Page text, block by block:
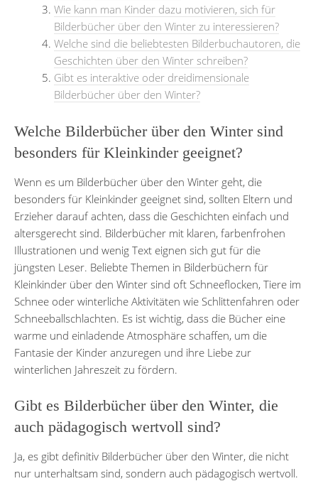
Wie kann man Kinder dazu motivieren, sich für
Bilderbücher über den Winter zu interessieren?
Welche sind die beliebtesten Bilderbuchautoren, die
Geschichten über den Winter schreiben?
Gibt es interaktive oder dreidimensionale
Bilderbücher über den Winter?
Welche Bilderbücher über den Winter sind
besonders für Kleinkinder geeignet?
Wenn es um Bilderbücher über den Winter geht, die
besonders für Kleinkinder geeignet sind, sollten Eltern und
Erzieher darauf achten, dass die Geschichten einfach und
altersgerecht sind. Bilderbücher mit klaren, farbenfrohen
Illustrationen und wenig Text eignen sich gut für die
jüngsten Leser. Beliebte Themen in Bilderbüchern für
Kleinkinder über den Winter sind oft Schneeflocken, Tiere im
Schnee oder winterliche Aktivitäten wie Schlittenfahren oder
Schneeballschlachten. Es ist wichtig, dass die Bücher eine
warme und einladende Atmosphäre schaffen, um die
Fantasie der Kinder anzuregen und ihre Liebe zur
winterlichen Jahreszeit zu fördern.
Gibt es Bilderbücher über den Winter, die
auch pädagogisch wertvoll sind?
Ja, es gibt definitiv Bilderbücher über den Winter, die nicht
nur unterhaltsam sind, sondern auch pädagogisch wertvoll.